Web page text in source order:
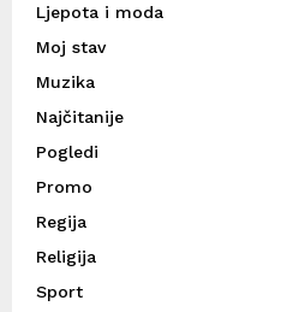
Ljepota i moda
Moj stav
Muzika
Najčitanije
Pogledi
Promo
Regija
Religija
Sport